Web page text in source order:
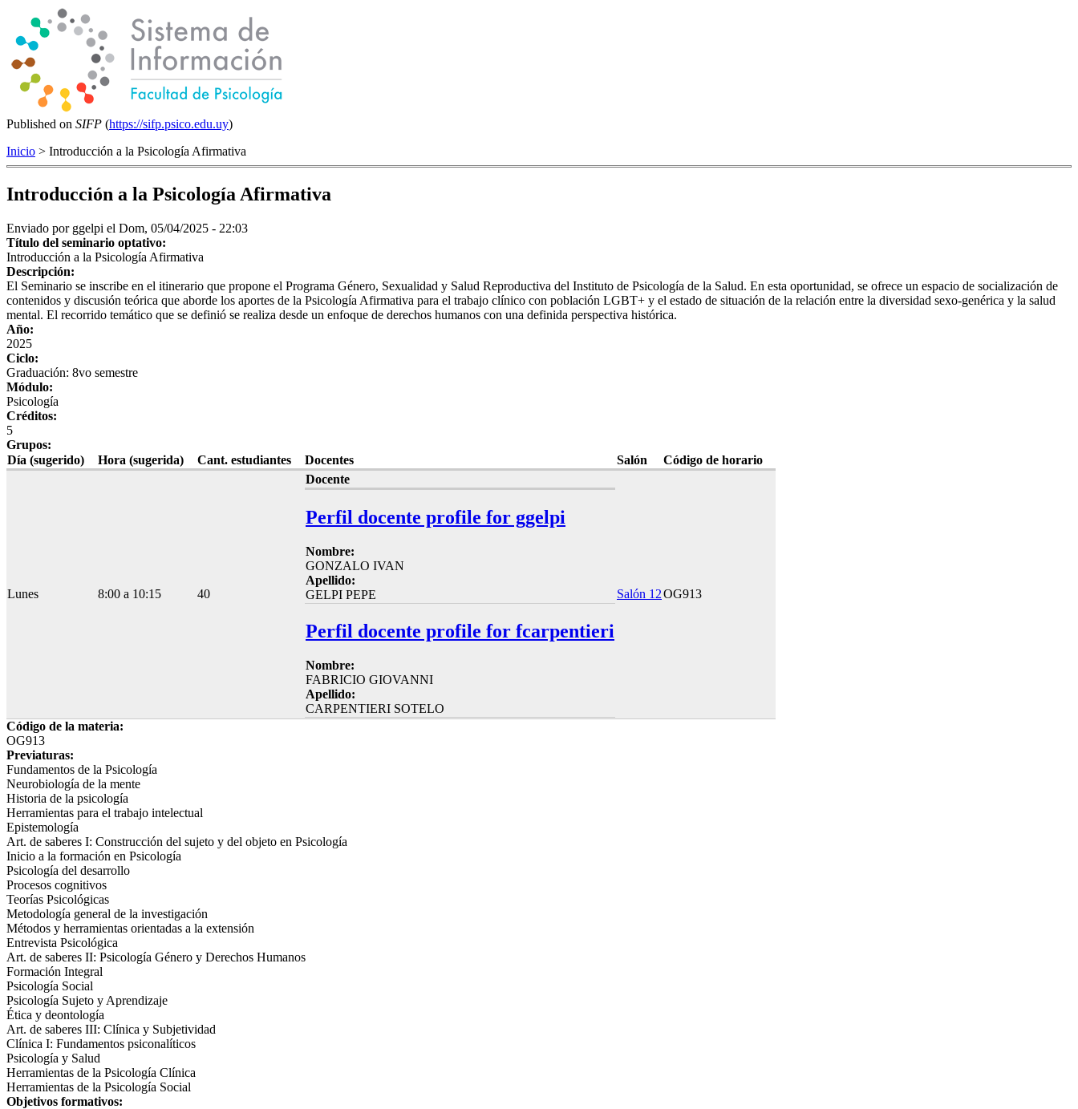
Published on SIFP (https://sifp.psico.edu.uy)
Inicio > Introducción a la Psicología Afirmativa
Introducción a la Psicología Afirmativa
Enviado por ggelpi el Dom, 05/04/2025 - 22:03
Título del seminario optativo:
Introducción a la Psicología Afirmativa
Descripción:
El Seminario se inscribe en el itinerario que propone el Programa Género, Sexualidad y Salud Reproductiva del Instituto de Psicología de la Salud. En esta oportunidad, se ofrece un espacio de socialización de
contenidos y discusión teórica que aborde los aportes de la Psicología Afirmativa para el trabajo clínico con población LGBT+ y el estado de situación de la relación entre la diversidad sexo-genérica y la salud
mental. El recorrido temático que se definió se realiza desde un enfoque de derechos humanos con una definida perspectiva histórica.
Año:
2025
Ciclo:
Graduación: 8vo semestre
Módulo:
Psicología
Créditos:
5
Grupos:
Día (sugerido)
Hora (sugerida) Cant. estudiantes Docentes Salón Código de horario
Lunes 8:00 a 10:15 40
Docente
Perfil docente profile for ggelpi
Nombre:
GONZALO IVAN
Apellido:
GELPI PEPE
Perfil docente profile for fcarpentieri
Nombre:
FABRICIO GIOVANNI
Apellido:
CARPENTIERI SOTELO
Salón 12OG913
Código de la materia:
OG913
Previaturas:
Fundamentos de la Psicología
Neurobiología de la mente
Historia de la psicología
Herramientas para el trabajo intelectual
Epistemología
Art. de saberes I: Construcción del sujeto y del objeto en Psicología
Inicio a la formación en Psicología
Psicología del desarrollo
Procesos cognitivos
Teorías Psicológicas
Metodología general de la investigación
Métodos y herramientas orientadas a la extensión
Entrevista Psicológica
Art. de saberes II: Psicología Género y Derechos Humanos
Formación Integral
Psicología Social
Psicología Sujeto y Aprendizaje
Ética y deontología
Art. de saberes III: Clínica y Subjetividad
Clínica I: Fundamentos psiconalíticos
Psicología y Salud
Herramientas de la Psicología Clínica
Herramientas de la Psicología Social
Objetivos formativos: